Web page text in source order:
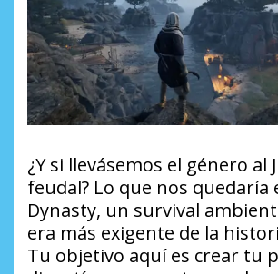
¿Y si llevásemos el género al
feudal? Lo que nos quedaría
Dynasty, un survival
era más exigente de la
Tu objetivo aquí es crear tu